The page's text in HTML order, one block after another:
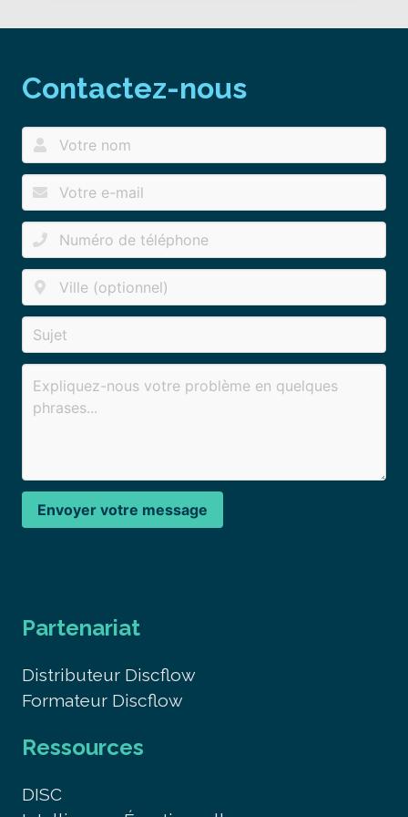
Contactez-nous
Envoyer votre message
Partenariat
Distributeur Discflow
Formateur Discflow
Ressources
DISC